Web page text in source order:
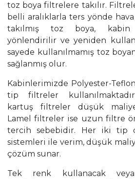
toz boya filtrelere takılır.
belli aralıklarla ters yönde
takılmış toz boya, kabin
yönlendirilir ve yeniden
sayede kullanılmamış toz
sağlanmış olur.
Kabinlerimizde Polyester-
tip filtreler
kartuş filtreler düşük
Lamel filtreler ise uzun filtre
tercih sebebidir. Her iki tip
sistemleri ile verim, düşük
çözüm sunar.
Tek renk kullanacak